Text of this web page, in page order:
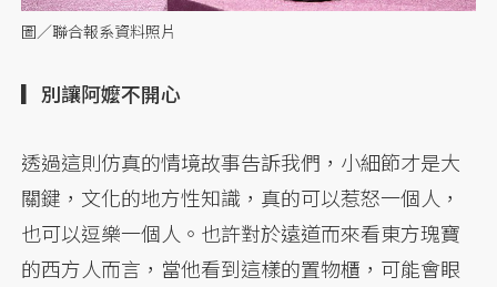
圖／聯合報系資料照片
▎別讓阿嬤不開心
透過這則仿真的情境故事告訴我們，小細節才是大
關鍵，文化的地方性知識，真的可以惹怒一個人，
也可以逗樂一個人。也許對於遠道而來看東方瑰寶
的西方人而言，當他看到這樣的置物櫃，可能會眼